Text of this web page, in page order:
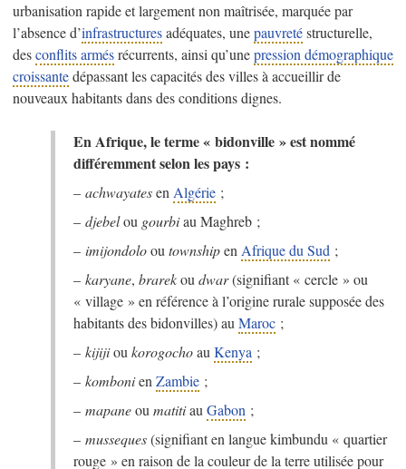
urbanisation rapide et largement non maîtrisée, marquée par
l’absence d’infrastructuresadéquates, unepauvretéstructurelle,
desconflits armésrécurrents, ainsi qu’unepression démographique
croissantedépassant les capacités des villes à accueillir de
nouveaux habitants dans des conditions dignes.
En Afrique, le terme « bidonville » est nommé
différemment selon les pays :
– achwayatesen Algérie ;
– djebelou gourbiau Maghreb ;
– imijondoloou townshipen Afrique du Sud ;
– karyane, brarekou dwar(signifiant « cercle » ou
« village » en référence à l’origine rurale supposée des
habitants des bidonvilles) au Maroc ;
– kijijiou korogochoau Kenya ;
– kombonien Zambie ;
– mapaneou matitiau Gabon ;
– musseques(signifiant en langue kimbundu « quartier
rouge » en raison de la couleur de la terre utilisée pour